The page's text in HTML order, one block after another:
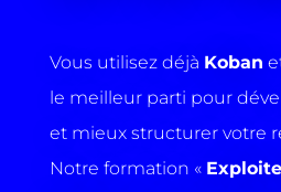
Vous utilisez déjà Koban
le meilleur parti pour
et mieux structurer votre
Notre formation «